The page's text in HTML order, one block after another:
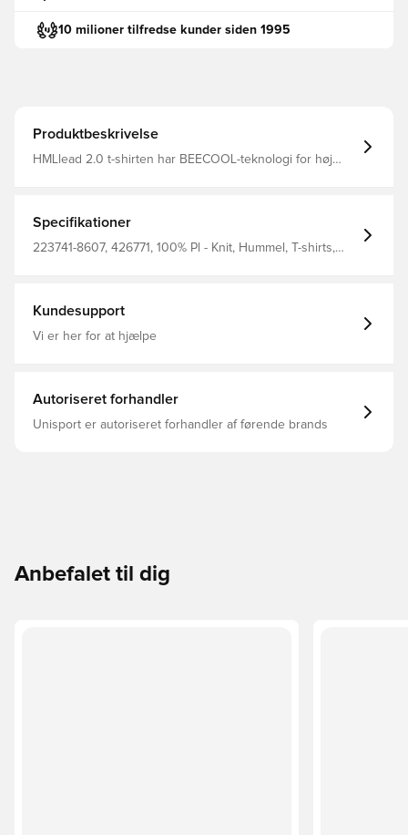
10 milioner tilfredse kunder siden 1995
Produktbeskrivelse
HMLlead 2.0 t-shirten har BEECOOL-teknologi for høj
Specifikationer
223741-8607, 426771, 100% Pl - Knit, Hummel, T-shirts,
Kundesupport
Vi er her for at hjælpe
Autoriseret forhandler
Unisport er autoriseret forhandler af førende brands
Anbefalet til dig